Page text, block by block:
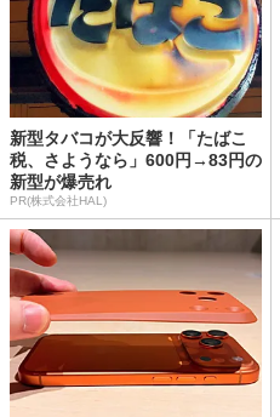
新型タバコが大反響！「たばこ
税、さようなら」600円→83円の
新型が爆売れ
PR(株式会社HAL)